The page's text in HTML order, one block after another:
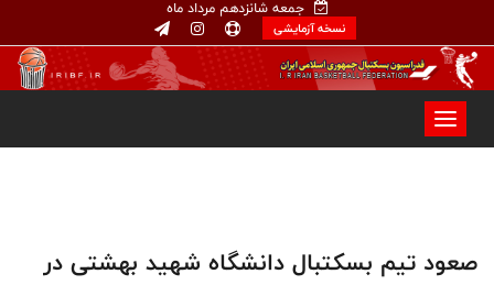
جمعه شانزدهم مرداد ماه
نسخه آزمایشی
صعود تیم بسکتبال دانشگاه شهید بهشتی در